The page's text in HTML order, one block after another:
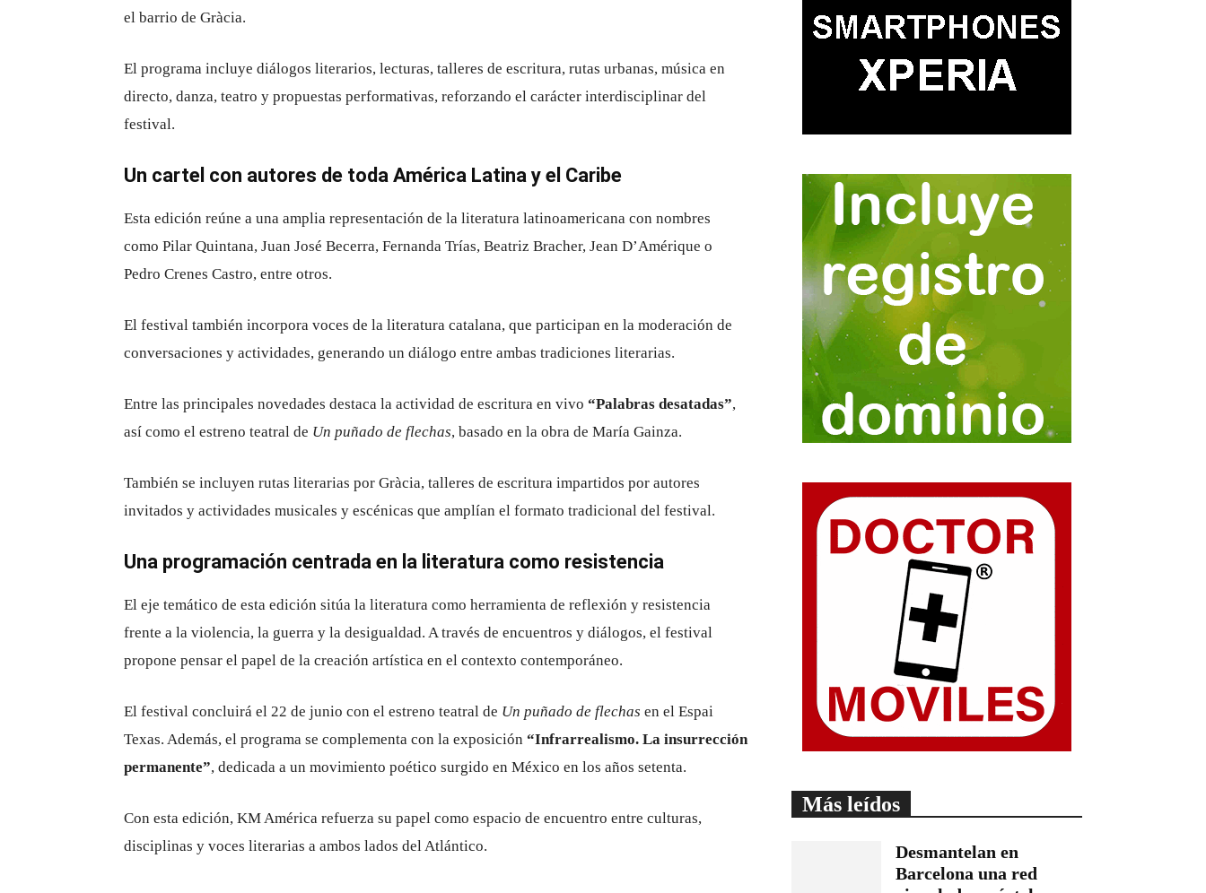
el barrio de Gràcia.
El programa incluye diálogos literarios, lecturas, talleres de escritura, rutas urbanas, música en
directo, danza, teatro y propuestas performativas, reforzando el carácter interdisciplinar del
festival.
Un cartel con autores de toda América Latina y el Caribe
Esta edición reúne a una amplia representación de la literatura latinoamericana con nombres
como Pilar Quintana, Juan José Becerra, Fernanda Trías, Beatriz Bracher, Jean D’Amérique o
Pedro Crenes Castro, entre otros.
El festival también incorpora voces de la literatura catalana, que participan en la moderación de
conversaciones y actividades, generando un diálogo entre ambas tradiciones literarias.
Entre las principales novedades destaca la actividad de escritura en vivo “Palabras desatadas”,
así como el estreno teatral de Un puñado de flechas, basado en la obra de María Gainza.
También se incluyen rutas literarias por Gràcia, talleres de escritura impartidos por autores
invitados y actividades musicales y escénicas que amplían el formato tradicional del festival.
Una programación centrada en la literatura como resistencia
El eje temático de esta edición sitúa la literatura como herramienta de reflexión y resistencia
frente a la violencia, la guerra y la desigualdad. A través de encuentros y diálogos, el festival
propone pensar el papel de la creación artística en el contexto contemporáneo.
El festival concluirá el 22 de junio con el estreno teatral de Un puñado de flechas en el Espai
Texas. Además, el programa se complementa con la exposición “Infrarrealismo. La insurrección
permanente”, dedicada a un movimiento poético surgido en México en los años setenta.
Con esta edición, KM América refuerza su papel como espacio de encuentro entre culturas,
disciplinas y voces literarias a ambos lados del Atlántico.
Más leídos
Desmantelan en
Barcelona una red